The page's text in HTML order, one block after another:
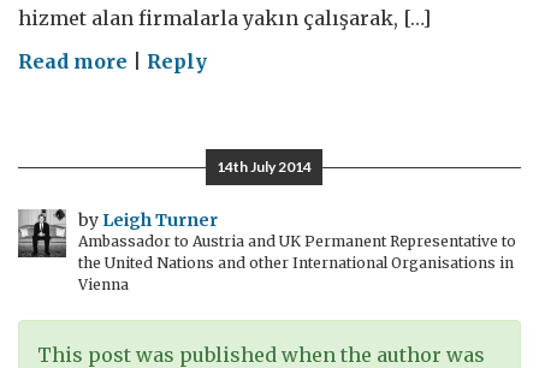
hizmet alan firmalarla yakın çalışarak, […]
Read more on
aldığınız
ve
hizmetleri
nasıl
edebilirsiniz?
Reply
14th July 2014
by Leigh Turner
Ambassador to Austria and UK Permanent Representative to
the United Nations and other International Organisations in
Vienna
This post was published when the author was